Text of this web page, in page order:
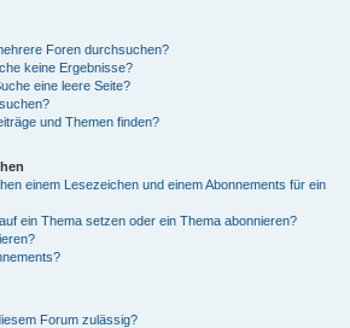
Foren durchsuchen?
keine Ergebnisse?
eine leere Seite?
und Themen finden?
einem Lesezeichen und einem Abonnements für ein
ein Thema setzen oder ein Thema abonnieren?
Forum zulässig?